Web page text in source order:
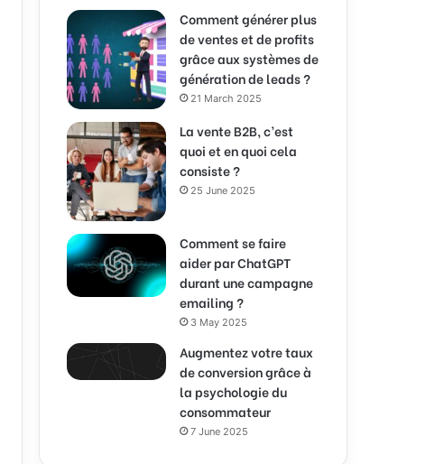
Comment générer plus
de ventes et de profits
grâce aux systèmes de
génération de leads ?
21 March 2025
La vente B2B, c’est
quoi et en quoi cela
consiste ?
25 June 2025
Comment se faire
aider par ChatGPT
durant une campagne
emailing ?
3 May 2025
Augmentez votre taux
de conversion grâce à
la psychologie du
consommateur
7 June 2025